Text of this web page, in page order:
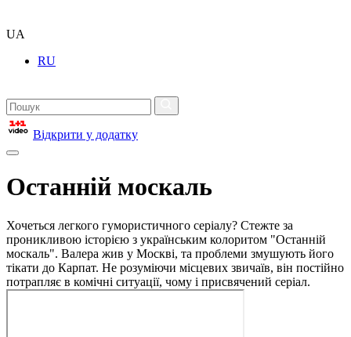
UA
RU
Відкрити у додатку
Останній москаль
Хочеться легкого гумористичного серіалу? Стежте за
проникливою історією з українським колоритом "Останній
москаль". Валера жив у Москві, та проблеми змушують його
тікати до Карпат. Не розуміючи місцевих звичаїв, він постійно
потрапляє в комічні ситуації, чому і присвячений серіал.